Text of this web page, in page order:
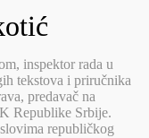
inspektor rada u
tekstova i priručnika
predavač na
Republike Srbije.
republičkog